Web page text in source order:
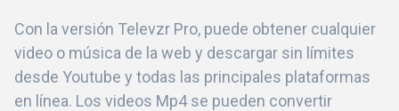
Con la versión Televzr Pro, puede obtener cualquier
video o música de la web y descargar sin límites
desde Youtube y todas las principales plataformas
en línea. Los videos Mp4 se pueden convertir